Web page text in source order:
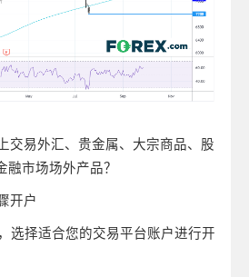
交易外汇、贵金属、大宗商品、股
市场场外产品？
开户
选择适合您的交易平台账户进行开